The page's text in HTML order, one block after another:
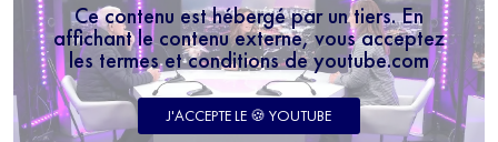
Ce contenu est hébergé par un tiers. En
affichant le contenu externe, vous acceptez
les termes et conditions de youtube.com
J'ACCEPTE LE 🍪 YOUTUBE